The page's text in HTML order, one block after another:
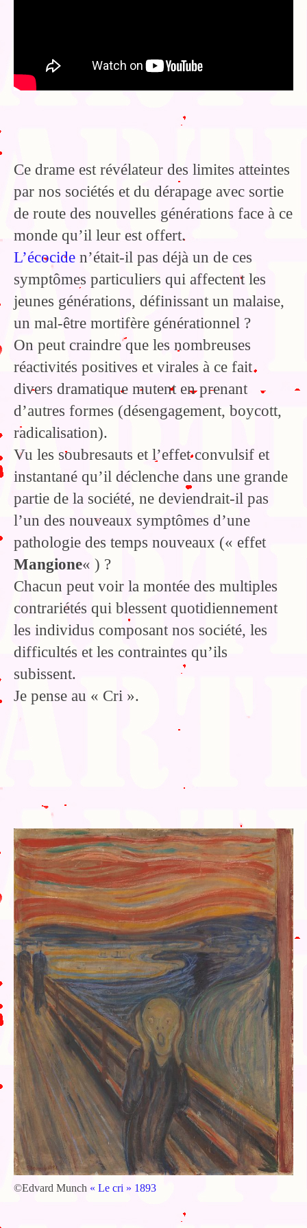
Edition de Cartes postales.
Au temps du Covid
Ce drame est révélateur des limites atteintes
par nos sociétés et du dérapage avec sortie
de route des nouvelles générations face à ce
monde qu’il leur est offert.
L’écocide n’était-il pas déjà un de ces
symptômes particuliers qui affectent les
jeunes générations, définissant un malaise,
un mal-être mortifère générationnel ?
On peut craindre que les nombreuses
réactivités positives et virales à ce fait
divers dramatique mutent en prenant
d’autres formes (désengagement, boycott,
radicalisation).
Vu les soubresauts et l’effet convulsif et
instantané qu’il déclenche dans une grande
partie de la société, ne deviendrait-il pas
l’un des nouveaux symptômes d’une
pathologie des temps nouveaux (« effet
Mangione« ) ?
Chacun peut voir la montée des multiples
contrariétés qui blessent quotidiennement
les individus composant nos société, les
difficultés et les contraintes qu’ils
subissent.
Je pense au « Cri ».
©Edvard Munch « Le cri » 1893